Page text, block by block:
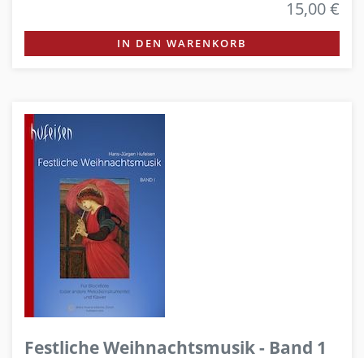
15,00 €
IN DEN WARENKORB
Festliche Weihnachtsmusik - Band 1